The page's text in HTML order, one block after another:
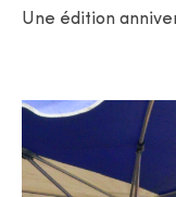
Une édition